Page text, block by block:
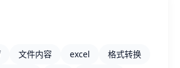
文件内容 excel
格式转换